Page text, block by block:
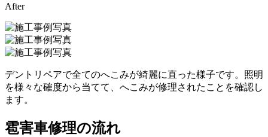
After
デントリペアで全てのへこみが綺麗に直った様子です。照明
を様々な確度から当てて、へこみが修理されたことを確認し
ます。
雹害車修理の流れ